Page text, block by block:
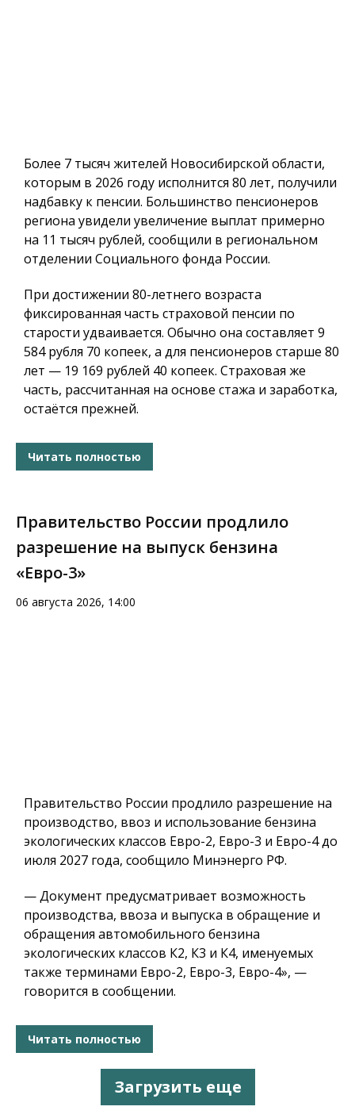
Более 7 тысяч жителей Новосибирской области,
которым в 2026 году исполнится 80 лет, получили
надбавку к пенсии. Большинство пенсионеров
региона увидели увеличение выплат примерно
на 11 тысяч рублей, сообщили в региональном
отделении Социального фонда России.
При достижении 80-летнего возраста
фиксированная часть страховой пенсии по
старости удваивается. Обычно она составляет 9
584 рубля 70 копеек, а для пенсионеров старше 80
лет — 19 169 рублей 40 копеек. Страховая же
часть, рассчитанная на основе стажа и заработка,
остаётся прежней.
Читать полностью
Правительство России продлило
разрешение на выпуск бензина
«Евро-3»
06 августа 2026, 14:00
Правительство России продлило разрешение на
производство, ввоз и использование бензина
экологических классов Евро-2, Евро-3 и Евро-4 до
июля 2027 года, сообщило Минэнерго РФ.
— Документ предусматривает возможность
производства, ввоза и выпуска в обращение и
обращения автомобильного бензина
экологических классов К2, К3 и К4, именуемых
также терминами Евро-2, Евро-3, Евро-4», —
говорится в сообщении.
Читать полностью
Загрузить еще